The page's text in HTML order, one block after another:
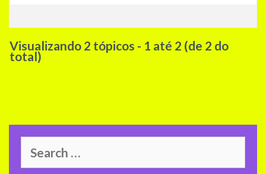
Visualizando 2 tópicos - 1 até 2 (de 2 do
total)
for: